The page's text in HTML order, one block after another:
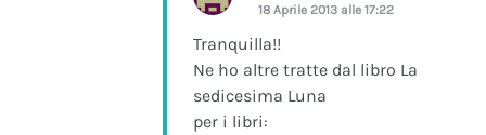
18 Aprile 2013 alle 17:22
Tranquilla!!
Ne ho altre tratte dal libro La
sedicesima Luna
per i libri: